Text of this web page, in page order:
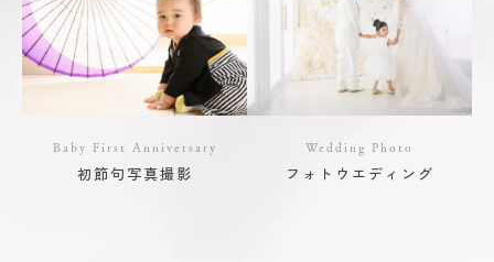
Baby First Anniversary
初節句写真撮影
Wedding Photo
フォトウエディング